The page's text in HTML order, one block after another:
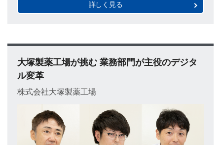
詳しく見る
大塚製薬工場が挑む 業務部門が主役のデジタ
ル変革
株式会社大塚製薬工場